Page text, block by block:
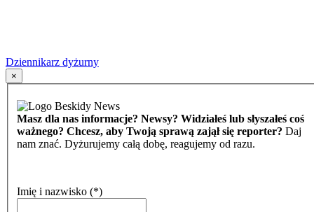
Dziennikarz dyżurny
×
Masz dla nas informacje? Newsy? Widziałeś lub słyszałeś coś
ważnego? Chcesz, aby Twoją sprawą zajął się reporter? Daj
nam znać. Dyżurujemy całą dobę, reagujemy od razu.
Imię i nazwisko (*)